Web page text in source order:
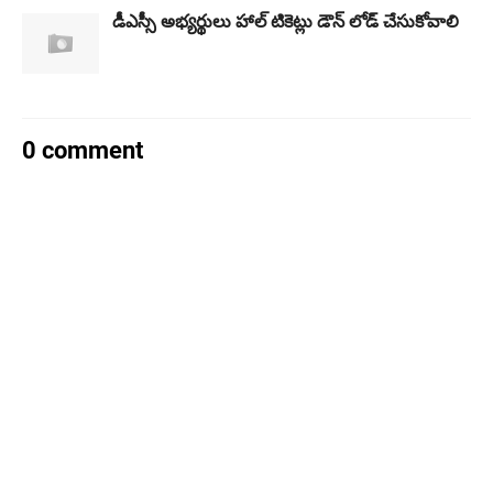
డీఎస్సీ అభ్యర్థులు హాల్ టికెట్లు డౌన్ లోడ్ చేసుకోవాలి
0 comment